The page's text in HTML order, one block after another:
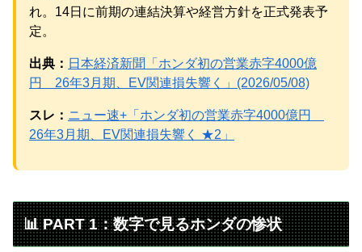
Powered by livedoor 相互RSS
れ。14日に前期の連結決算や経営方針を正式発表予
定。
出典： 日本経済新聞「ホンダ初の営業赤字4000億
円 26年3月期、EV関連損失響く」(2026/05/08)
スレ： ニュー速+「ホンダ初の営業赤字4000億円
26年3月期、EV関連損失響く ★2」
📊 PART 1：数字で見るホンダの惨状